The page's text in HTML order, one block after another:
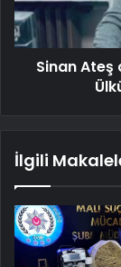
Sinan
İlgili